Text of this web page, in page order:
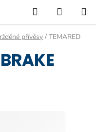
Hledat
KOŠÍK
přívěsy / TEMARED